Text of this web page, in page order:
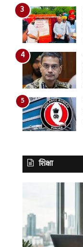
शिक्षा